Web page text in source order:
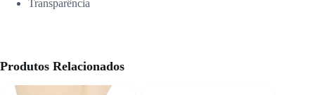
Transparência
Produtos Relacionados